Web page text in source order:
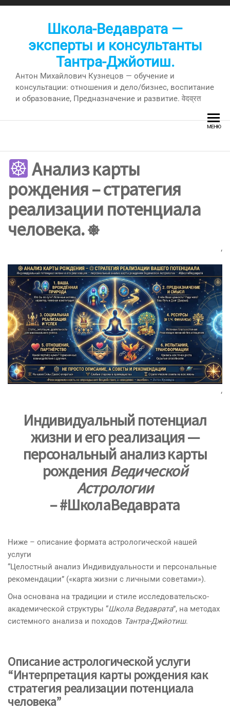
Перейти
Школа-Ведаврата —
эксперты и консультанты
Тантра-Джйотиш.
Антон Михайлович Кузнецов — обучение и
консультации: отношения и дело/бизнес, воспитание
и образование, Предназначение и развитие. वेदव्रत
МЕНЮ
Анализ карты
рождения – стратегия
реализации потенциала
человека. ⎈
‘
‘
Индивидуальный потенциал
жизнии его реализация —
персональный анализ карты
рождения Ведической
Астрологии
– #ШколаВедаврата
Ниже – описание формата астрологической нашей
услуги
“Целостный анализ Индивидуальности и персональные
рекомендации” («карта жизни с личными советами»).
Она основана на традиции и стиле исследовательско-
академической структуры “Школа Ведаврата”, на методах
системного анализа и походов Тантра-Джйотиш.
Описание астрологической услуги
“Интерпретация карты рождения как
стратегия реализации потенциала
человека”